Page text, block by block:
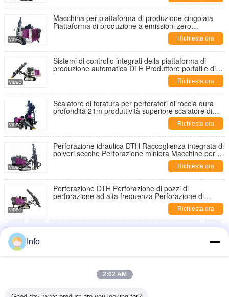
Macchina per piattaforma di produzione cingolata
Piattaforma di produzione a emissioni zero
Piattaforma di produzione automatica DTHRichiesta ora
Sistemi di controllo integrati della piattaforma di
produzione automatica DTH Produttore portatile di
piattaforme di produzione per l'estrazione mineraria
Richiesta ora
Scalatore di foratura per perforatori di roccia dura
profondità 21m produttività superiore scalatore di
Richiesta ora
Perforazione idraulica DTH Raccoglienza integrata di
polveri secche Perforazione miniera Macchine per la
Richiesta ora
Perforazione DTH Perforazione di pozzi di
perforazione ad alta frequenza Perforazione di
Richiesta ora
design a cabina Piattaforma di produzione ad alta
DTH
Piattaforma di produzione idraulica DTH con cambio
automatico dell'asta della piattaforma di produzione
Info
2:02 AM